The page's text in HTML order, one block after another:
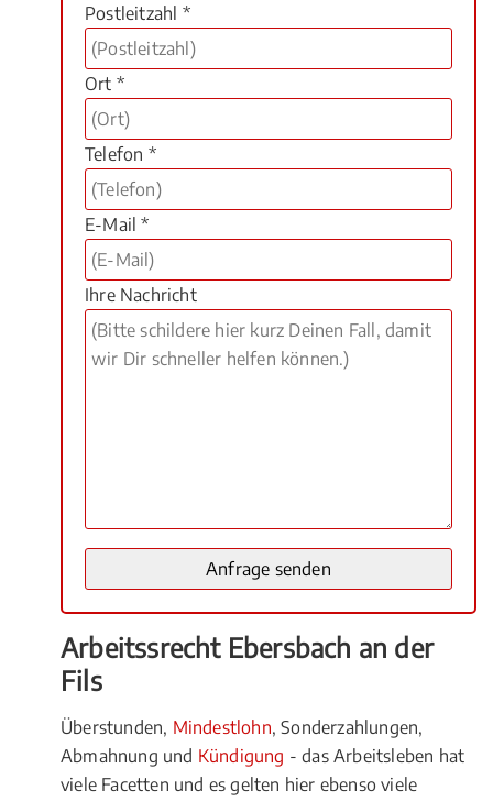
Postleitzahl *
Ort *
Telefon *
E-Mail *
Ihre Nachricht
Arbeitssrecht Ebersbach an der
Fils
Überstunden, Mindestlohn, Sonderzahlungen,
Abmahnung und Kündigung - das Arbeitsleben hat
viele Facetten und es gelten hier ebenso viele